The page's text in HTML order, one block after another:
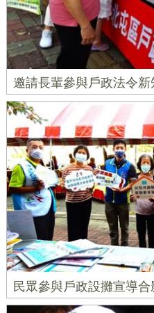
邀請長輩參與戶政法令
民眾參與戶政設攤宣導合